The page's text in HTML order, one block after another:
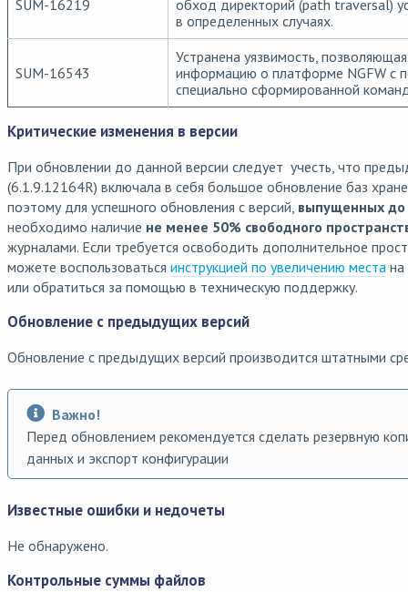
SUM-16219
обход директорий (path traversal)
в определенных случаях.
SUM-16543
Устранена уязвимость,
информацию о платформе NGFW с
специально сформированной
Критические изменения в версии
При обновлении до данной версии следует учесть, что
(6.1.9.12164R) включала в себя большое обновление баз
поэтому для успешного обновления с версий, выпущенных до
необходимо наличие не менее 50% свободного
журналами. Если требуется освободить дополнительное
можете воспользоваться инструкцией по увеличению места на
или обратиться за помощью в техническую поддержку.
Обновление с предыдущих версий
Обновление с предыдущих версий производится штатными
Важно!
Перед обновлением рекомендуется сделать резервную
данных и экспорт конфигурации
Известные ошибки и недочеты
Не обнаружено.
Контрольные суммы файлов